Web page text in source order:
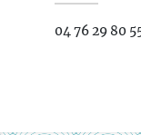
04 76 29 80